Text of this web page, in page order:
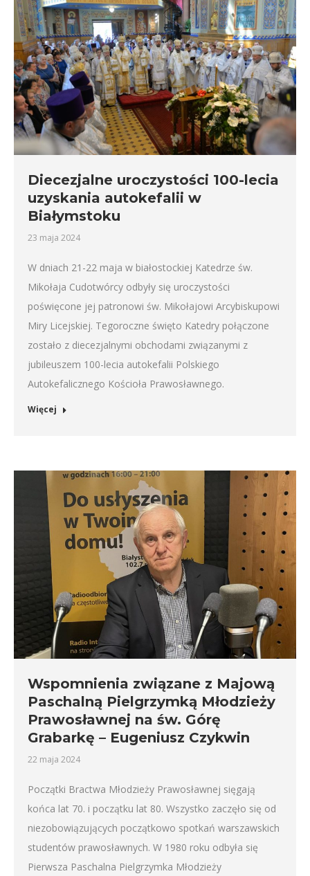
Diecezjalne uroczystości 100-lecia
uzyskania autokefalii w
Białymstoku
23 maja 2024
W dniach 21-22 maja w białostockiej Katedrze św.
Mikołaja Cudotwórcy odbyły się uroczystości
poświęcone jej patronowi św. Mikołajowi Arcybiskupowi
Miry Licejskiej. Tegoroczne święto Katedry połączone
zostało z diecezjalnymi obchodami związanymi z
jubileuszem 100-lecia autokefalii Polskiego
Autokefalicznego Kościoła Prawosławnego.
Więcej
Wspomnienia związane z Majową
Paschalną Pielgrzymką Młodzieży
Prawosławnej na św. Górę
Grabarkę – Eugeniusz Czykwin
22 maja 2024
Początki Bractwa Młodzieży Prawosławnej sięgają
końca lat 70. i początku lat 80. Wszystko zaczęło się od
niezobowiązujących początkowo spotkań warszawskich
studentów prawosławnych. W 1980 roku odbyła się
Pierwsza Paschalna Pielgrzymka Młodzieży